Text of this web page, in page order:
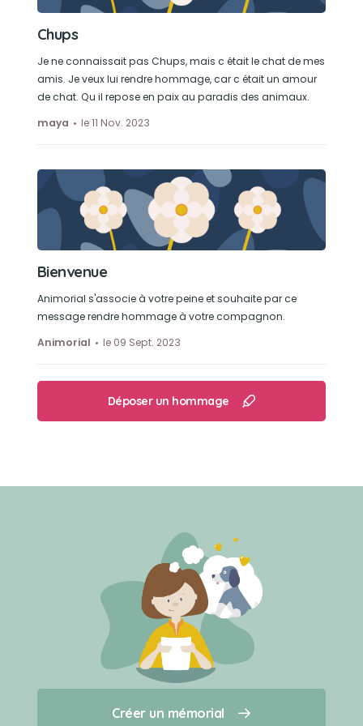
Créer un mémorial
Chups
Je ne connaissait pas Chups, mais c était le chat de mes
amis. Je veux lui rendre hommage, car c était un amour
de chat. Qu il repose en paix au paradis des animaux.
maya
le 11 Nov. 2023
Bienvenue
Animorial s'associe à votre peine et souhaite par ce
message rendre hommage à votre compagnon.
Animorial
le 09 Sept. 2023
Déposer un hommage
Créer un mémorial